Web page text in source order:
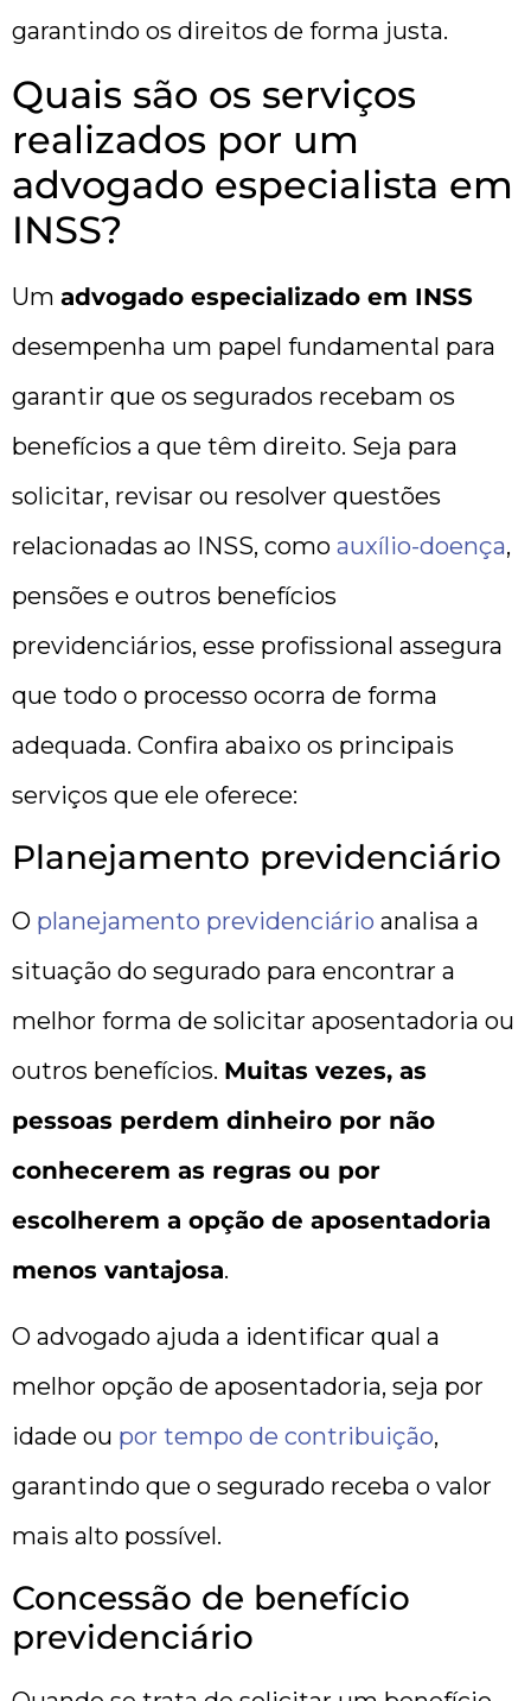
garantindo os direitos de forma justa.
Quais são os serviços
realizados por um
advogado especialista em
INSS?
Um advogado especializado em INSS
desempenha um papel fundamental para
garantir que os segurados recebam os
benefícios a que têm direito. Seja para
solicitar, revisar ou resolver questões
relacionadas ao INSS, como auxílio-doença,
pensões e outros benefícios
previdenciários, esse profissional assegura
que todo o processo ocorra de forma
adequada. Confira abaixo os principais
serviços que ele oferece:
Planejamento previdenciário
O planejamento previdenciário analisa a
situação do segurado para encontrar a
melhor forma de solicitar aposentadoria ou
outros benefícios. Muitas vezes, as
pessoas perdem dinheiro por não
conhecerem as regras ou por
escolherem a opção de aposentadoria
menos vantajosa.
O advogado ajuda a identificar qual a
melhor opção de aposentadoria, seja por
idade ou por tempo de contribuição,
garantindo que o segurado receba o valor
mais alto possível.
Concessão de benefício
previdenciário